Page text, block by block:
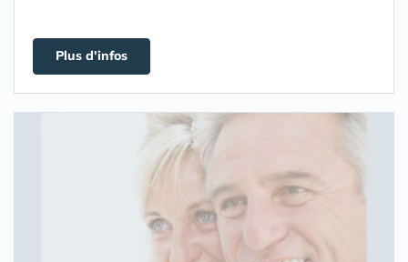
Plus d'infos